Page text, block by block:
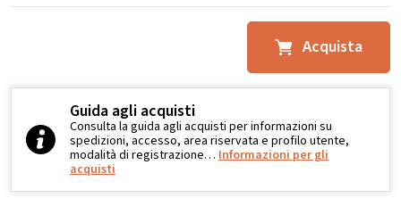
Acquista
Guida agli acquisti
Consulta la guida agli acquisti per informazioni su
spedizioni, accesso, area riservata e profilo utente,
modalità di registrazione… Informazioni per gli
acquisti